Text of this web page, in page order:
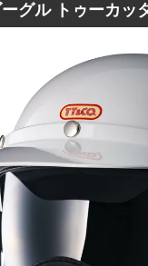
グル トゥーカッ